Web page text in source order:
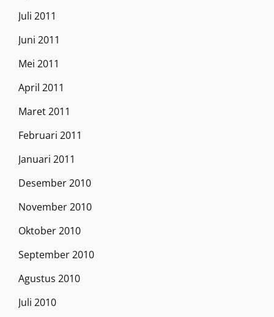
Juli 2011
Juni 2011
Mei 2011
April 2011
Maret 2011
Februari 2011
Januari 2011
Desember 2010
November 2010
Oktober 2010
September 2010
Agustus 2010
Juli 2010